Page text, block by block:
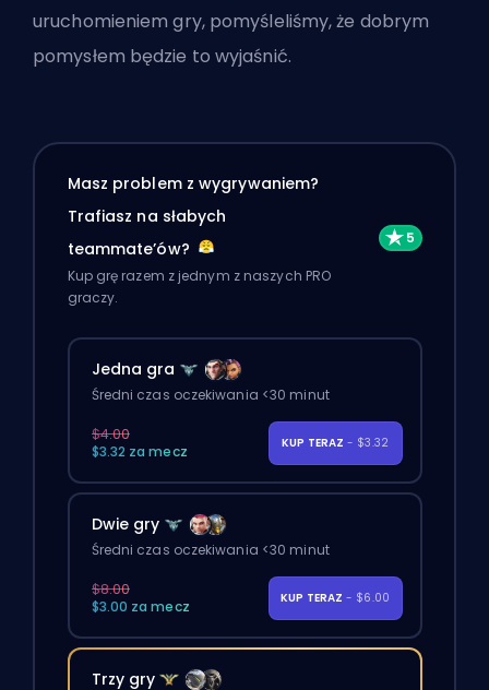
uruchomieniem gry, pomyśleliśmy, że dobrym
pomysłem będzie to wyjaśnić.
Masz problem z wygrywaniem?
Trafiasz na słabych
teammate’ów?
Kup grę razem z jednym z naszych PRO
graczy.
Jedna gra
Średni czas oczekiwania <30 minut
$4.00
$3.32 za mecz
KUP TERAZ - $3.32
Dwie gry
Średni czas oczekiwania <30 minut
$8.00
$3.00 za mecz
KUP TERAZ - $6.00
Trzy gry